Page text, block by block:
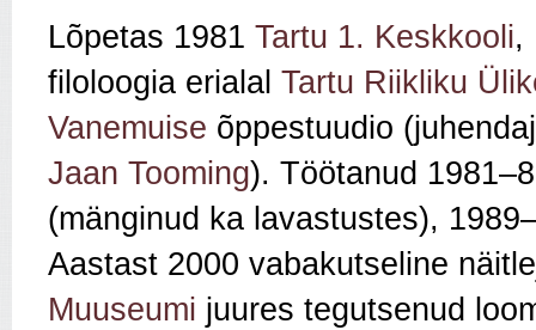
Lõpetas 1981 Tartu 1. Keskkooli,
filoloogia erialal Tartu Riikliku
Vanemuise õppestuudio
Jaan Tooming). Töötanud
(mänginud ka lavastustes),
Aastast 2000 vabakutseline
Muuseumi juures tegutsenud